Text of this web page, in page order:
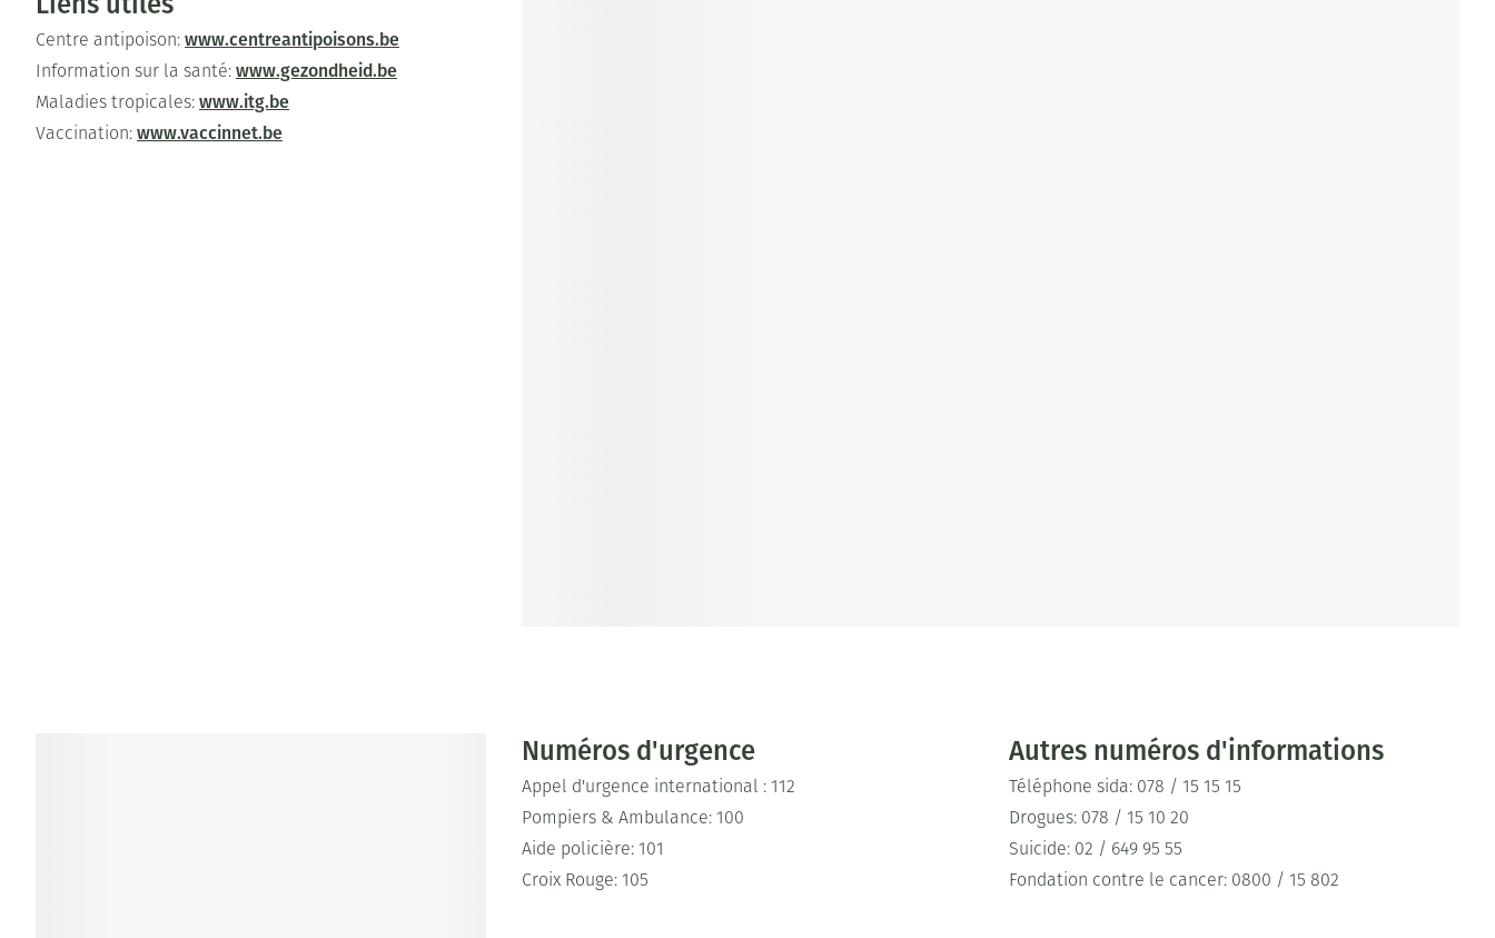
Centre antipoison: www.centreantipoisons.be
Information sur la santé: www.gezondheid.be
Maladies tropicales: www.itg.be
Vaccination: www.vaccinnet.be
Numéros d'urgence
Appel d'urgence international : 112
Pompiers & Ambulance: 100
Aide policière: 101
Croix Rouge: 105
Autres numéros d'informations
Téléphone sida: 078 / 15 15 15
Drogues: 078 / 15 10 20
Suicide: 02 / 649 95 55
Fondation contre le cancer: 0800 / 15 802